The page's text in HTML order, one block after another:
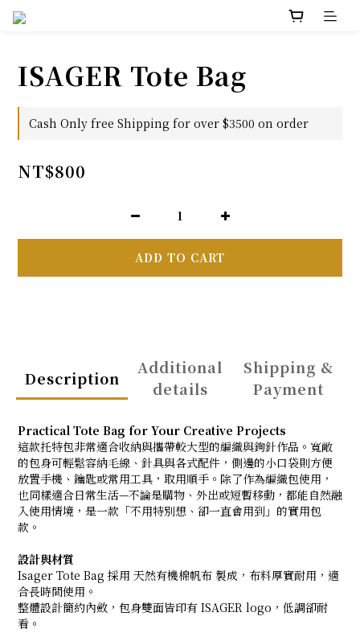
ISAGER Tote Bag
Cash Only free Shipping for over $3500 on order
NT$800
ADD TO CART
Description
Additional
details
Shipping &
Payment
Practical Tote Bag for Your Creative Projects
這款托特包非常適合收納與攜帶較大型的編織與鉤針作品。寬敞
的包身可輕鬆容納毛線、針具與各式配件，側邊的小口袋則方便
放置手機、鑰匙或常用工具，取用順手。除了作為編織包使用，
也同樣適合日常生活—不論是購物、外出或短暫移動，都能自然融
入使用情境，是一款「不用特別想、卻一直會用到」的實用包
款。
設計與材質
Isager Tote Bag 採用 天然有機棉帆布 製成，布料厚實耐用，適
合長時間使用。
整體設計簡約內斂，包身雙面皆印有 ISAGER logo，低調卻耐
看。